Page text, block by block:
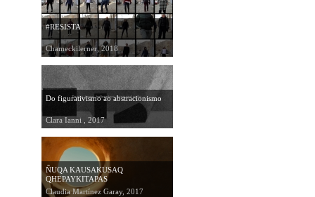
#RESISTA
Chameckilerner, 2018
Do figurativismo ao abstracionismo
Clara Ianni , 2017
ÑUQA KAUSAKUSAQ
QHEPAYKITAPAS
Claudia Martínez Garay, 2017